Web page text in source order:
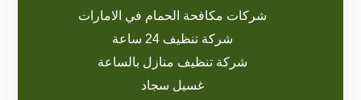
شركات مكافحة الحمام في الامارات
شركة تنظيف 24 ساعة
شركة تنظيف منازل بالساعة
غسيل سجاد